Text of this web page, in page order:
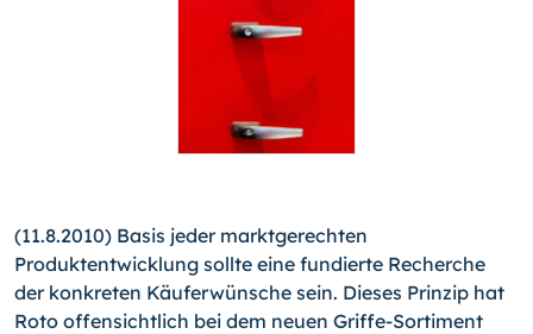
(11.8.2010) Basis jeder marktgerechten
Produktentwicklung sollte eine fundierte Recherche
der konkreten Käuferwünsche sein. Dieses Prinzip hat
Roto offensichtlich bei dem neuen Griffe-Sortiment